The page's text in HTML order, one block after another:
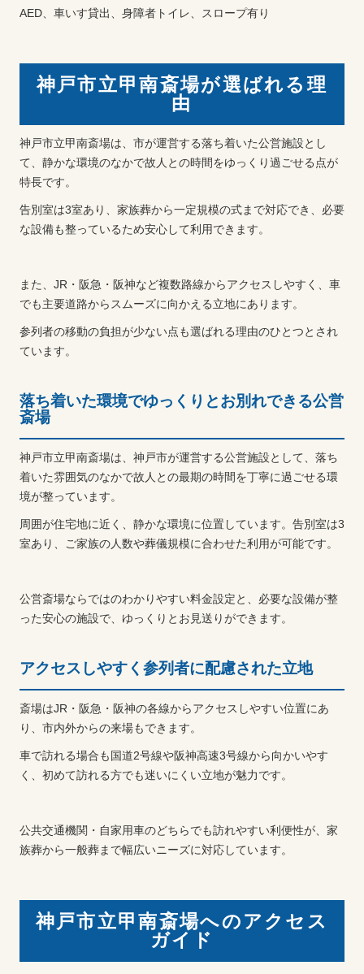
AED、車いす貸出、身障者トイレ、スロープ有り
神戸市立甲南斎場が選ばれる理
由
神戸市立甲南斎場は、市が運営する落ち着いた公営施設とし
て、静かな環境のなかで故人との時間をゆっくり過ごせる点が
特長です。
告別室は3室あり、家族葬から一定規模の式まで対応でき、必要
な設備も整っているため安心して利用できます。
また、JR・阪急・阪神など複数路線からアクセスしやすく、車
でも主要道路からスムーズに向かえる立地にあります。
参列者の移動の負担が少ない点も選ばれる理由のひとつとされ
ています。
落ち着いた環境でゆっくりとお別れできる公営
斎場
神戸市立甲南斎場は、神戸市が運営する公営施設として、落ち
着いた雰囲気のなかで故人との最期の時間を丁寧に過ごせる環
境が整っています。
周囲が住宅地に近く、静かな環境に位置しています。告別室は3
室あり、ご家族の人数や葬儀規模に合わせた利用が可能です。
公営斎場ならではのわかりやすい料金設定と、必要な設備が整
った安心の施設で、ゆっくりとお見送りができます。
アクセスしやすく参列者に配慮された立地
斎場はJR・阪急・阪神の各線からアクセスしやすい位置にあ
り、市内外からの来場もできます。
車で訪れる場合も国道2号線や阪神高速3号線から向かいやす
く、初めて訪れる方でも迷いにくい立地が魅力です。
公共交通機関・自家用車のどちらでも訪れやすい利便性が、家
族葬から一般葬まで幅広いニーズに対応しています。
神戸市立甲南斎場へのアクセス
ガイド